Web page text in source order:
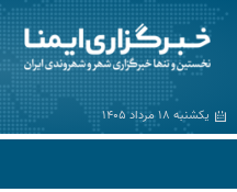
یکشنبه ۱۸ مرداد ۱۴۰۵